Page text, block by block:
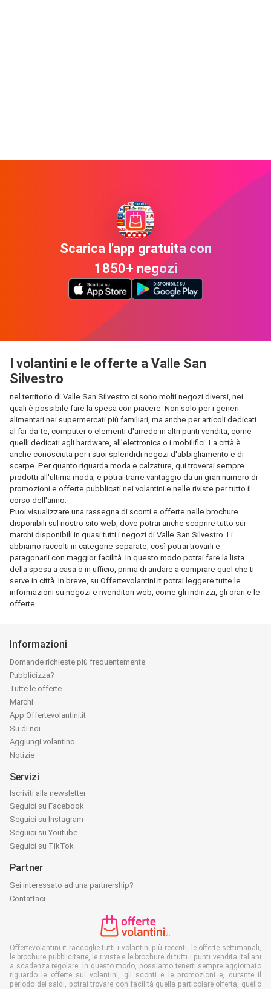
Scarica l'app gratuita con
1850+ negozi
I volantini e le offerte a Valle San
Silvestro
nel territorio di Valle San Silvestro ci sono molti negozi diversi, nei
quali è possibile fare la spesa con piacere. Non solo per i generi
alimentari nei supermercati più familiari, ma anche per articoli dedicati
al fai-da-te, computer o elementi d'arredo in altri punti vendita, come
quelli dedicati agli hardware, all'elettronica o i mobilifici. La città è
anche conosciuta per i suoi splendidi negozi d'abbigliamento e di
scarpe. Per quanto riguarda moda e calzature, qui troverai sempre
prodotti all'ultima moda, e potrai trarre vantaggio da un gran numero di
promozioni e offerte pubblicati nei volantini e nelle riviste per tutto il
corso dell'anno.
Puoi visualizzare una rassegna di sconti e offerte nelle brochure
disponibili sul nostro sito web, dove potrai anche scoprire tutto sui
marchi disponibili in quasi tutti i negozi di Valle San Silvestro. Li
abbiamo raccolti in categorie separate, così potrai trovarli e
paragonarli con maggior facilità. In questo modo potrai fare la lista
della spesa a casa o in ufficio, prima di andare a comprare quel che ti
serve in città. In breve, su Offertevolantini.it potrai leggere tutte le
informazioni su negozi e rivenditori web, come gli indirizzi, gli orari e le
offerte.
Informazioni
Domande richieste più frequentemente
Pubblicizza?
Tutte le offerte
Marchi
App Offertevolantini.it
Su di noi
Aggiungi volantino
Notizie
Servizi
Iscriviti alla newsletter
Seguici su Facebook
Seguici su Instagram
Seguici su Youtube
Seguici su TikTok
Partner
Sei interessato ad una partnership?
Contattaci
Offertevolantini.it raccoglie tutti i volantini più recenti, le offerte settimanali,
le brochure pubblicitarie, le riviste e le brochure di tutti i punti vendita italiani
a scadenza regolare. In questo modo, possiamo tenerti sempre aggiornato
riguardo le offerte sui volantini, gli sconti e le promozioni e, durante il
periodo dei saldi, potrai trovare con facilità quella particolare offerta, quello